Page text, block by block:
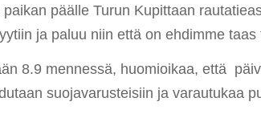
päälle Turun Kupittaan
ja paluu niin että on ehdimme
8.9 mennessä, huomioikaa, että
suojavarusteisiin ja varautukaa